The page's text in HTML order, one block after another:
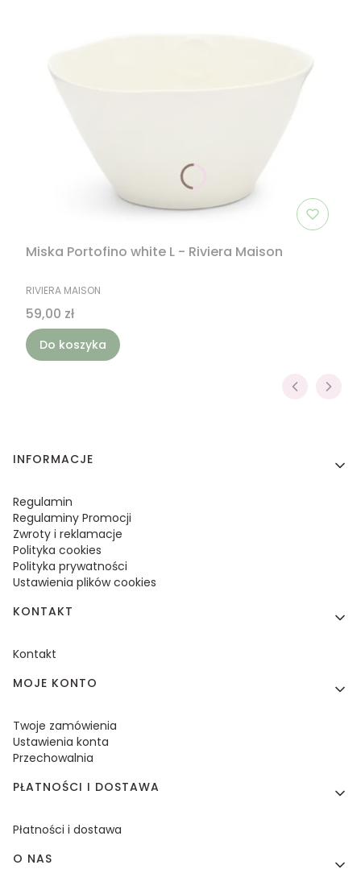
Miska Portofino white L - Riviera Maison
PRODUCENT
RIVIERA MAISON
Cena
59,00 zł
Do koszyka
Linki w stopce
INFORMACJE
Regulamin
Regulaminy Promocji
Zwroty i reklamacje
Polityka cookies
Polityka prywatności
Ustawienia plików cookies
KONTAKT
Kontakt
MOJE KONTO
Twoje zamówienia
Ustawienia konta
Przechowalnia
PŁATNOŚCI I DOSTAWA
Płatności i dostawa
O NAS